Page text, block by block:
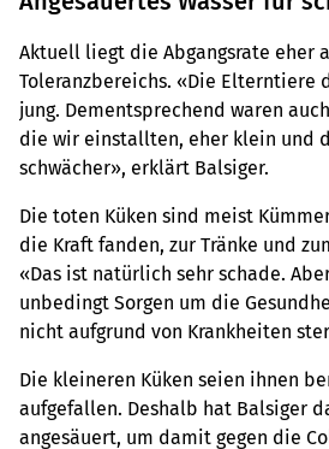
Aktuell liegt die Abgangsrate eher
Toleranzbereichs. «Die Elterntiere
jung. Dementsprechend waren
die wir einstallten, eher klein und
schwächer», erklärt Balsiger.
Die toten Küken sind meist
die Kraft fanden, zur Tränke und
«Das ist natürlich sehr schade.
unbedingt Sorgen um die
nicht aufgrund von Krankheiten
Die kleineren Küken seien ihnen
aufgefallen. Deshalb hat Balsiger
angesäuert, um damit gegen die